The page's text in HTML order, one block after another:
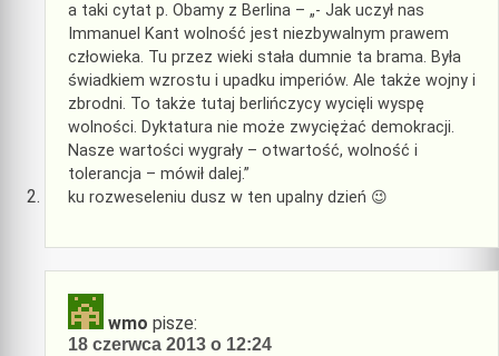
a taki cytat p. Obamy z Berlina – „- Jak uczył nas
Immanuel Kant wolność jest niezbywalnym prawem
człowieka. Tu przez wieki stała dumnie ta brama. Była
świadkiem wzrostu i upadku imperiów. Ale także wojny i
zbrodni. To także tutaj berlińczycy wycięli wyspę
wolności. Dyktatura nie może zwyciężać demokracji.
Nasze wartości wygrały – otwartość, wolność i
tolerancja – mówił dalej.”
ku rozweseleniu dusz w ten upalny dzień 😉
wmo pisze:
18 czerwca 2013 o 12:24